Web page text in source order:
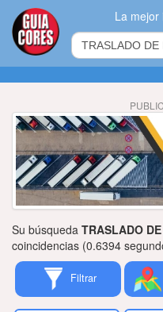
La
Su búsqueda TRASLADO
coincidencias (0.6394
Filtrar